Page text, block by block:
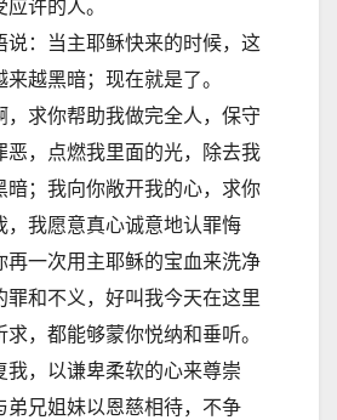
许的人。
说：当主耶稣快来的时候，这
越黑暗；现在就是了。
，求你帮助我做完全人，保守
恶，点燃我里面的光，除去我
暗；我向你敞开我的心，求你
，我愿意真心诚意地认罪悔
再一次用主耶稣的宝血来洗净
罪和不义，好叫我今天在这里
求，都能够蒙你悦纳和垂听。
我，以谦卑柔软的心来尊崇
弟兄姐妹以恩慈相待，不争